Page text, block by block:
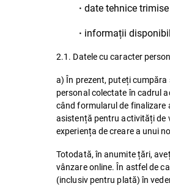
· date tehnice
· informații
2.1. Datele cu caracter
a) În prezent, puteți
personal colectate în cadrul
când formularul de finalizare
asistență pentru activități de
experiența de creare a unui
Totodată, în anumite țări,
vânzare online. În astfel de
(inclusiv pentru plată) în